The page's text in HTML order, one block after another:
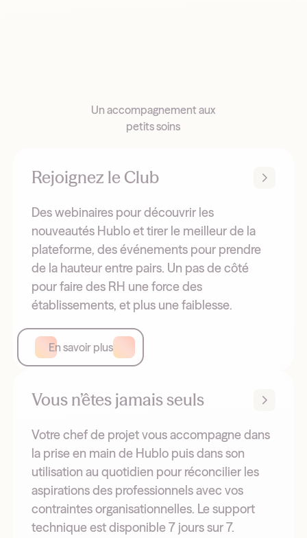
Un accompagnement aux
petits soins
Rejoignez le Club
Des webinaires pour découvrir les
nouveautés Hublo et tirer le meilleur de la
plateforme, des événements pour prendre
de la hauteur entre pairs. Un pas de côté
pour faire des RH une force des
établissements, et plus une faiblesse.
En savoir plus
Vous n’êtes jamais seuls
Votre chef de projet vous accompagne dans
la prise en main de Hublo puis dans son
utilisation au quotidien pour réconcilier les
aspirations des professionnels avec vos
contraintes organisationnelles. Le support
technique est disponible 7 jours sur 7.